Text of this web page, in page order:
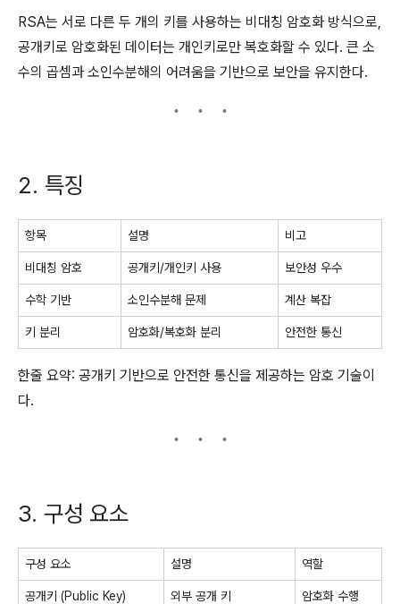
RSA는 서로 다른 두 개의 키를 사용하는 비대칭 암호화 방식으로,
공개키로 암호화된 데이터는 개인키로만 복호화할 수 있다. 큰 소
수의 곱셈과 소인수분해의 어려움을 기반으로 보안을 유지한다.
2. 특징
항목 설명 비고
비대칭 암호 공개키/개인키 사용 보안성 우수
수학 기반 소인수분해 문제 계산 복잡
키 분리 암호화/복호화 분리 안전한 통신
한줄 요약: 공개키 기반으로 안전한 통신을 제공하는 암호 기술이
다.
3. 구성 요소
구성 요소 설명 역할
공개키 (Public Key) 외부 공개 키 암호화 수행